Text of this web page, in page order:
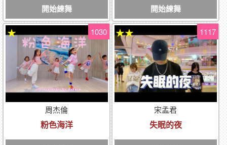
開始練舞 開始練舞
周杰倫
粉色海洋
1030
★
宋孟君
失眠的夜
1117
★★